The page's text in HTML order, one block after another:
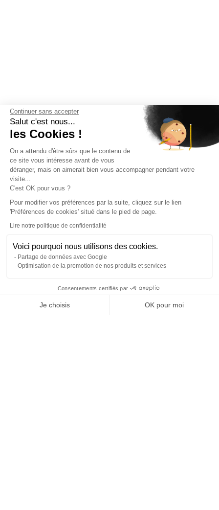
DÉCOUVRIR PLUS
DE PROGRAMMES
Continuer sans accepter
Salut c'est nous...
les Cookies !
On a attendu d'être sûrs que le contenu de
ce site vous intéresse avant de vous
déranger, mais on aimerait bien vous accompagner pendant votre
visite...
C'est OK pour vous ?
Pour modifier vos préférences par la suite, cliquez sur le lien
'Préférences de cookies' situé dans le pied de page.
Lire notre politique de confidentialité
Voici pourquoi nous utilisons des cookies.
Partage de données avec Google
Optimisation de la promotion de nos produits et services
Consentements certifiés par
Je choisis OK pour moi